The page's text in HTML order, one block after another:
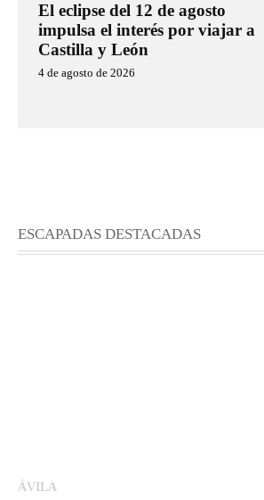
El eclipse del 12 de agosto
impulsa el interés por viajar a
Castilla y León
4 de agosto de 2026
ESCAPADAS DESTACADAS
ÁVILA